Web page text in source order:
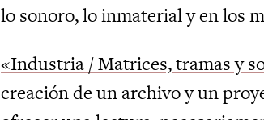
lo sonoro, lo inmaterial y en los
«Industria / Matrices, tramas y
creación de un archivo y un